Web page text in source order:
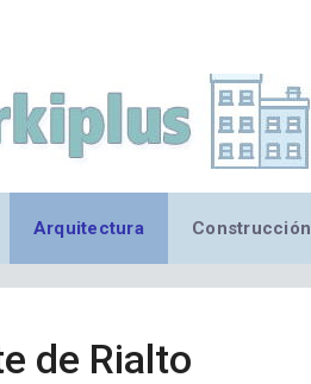
Arquitectura Construcción
de Rialto